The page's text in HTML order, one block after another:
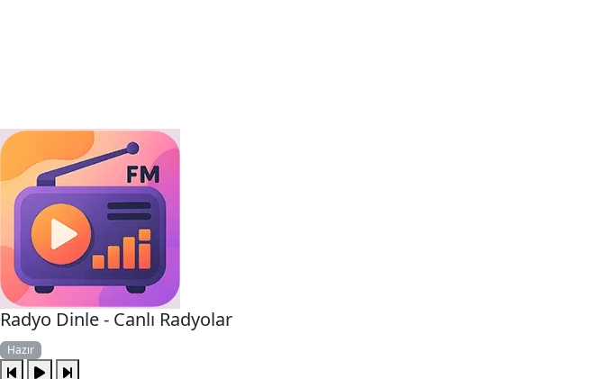
Radyo Dinle - Canlı Radyolar
Hazır